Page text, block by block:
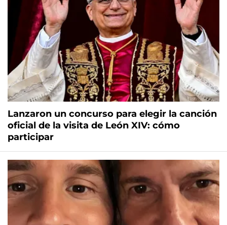
Lanzaron un concurso para elegir la canción
oficial de la visita de León XIV: cómo
participar